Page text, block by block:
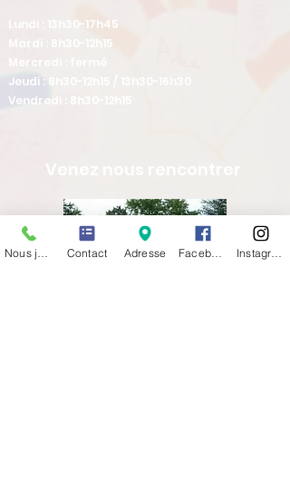
Lundi : 13h30-17h45
Mardi : 8h30-12h15
Jeudi : 8h30-12h15 / 13h30-16h30
Vendredi : 8h30-12h15
Contact Adresse